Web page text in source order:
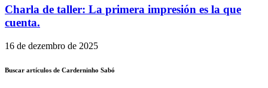
Charla de taller: La primera impresión es la que
cuenta.
16 de dezembro de 2025
Buscar artículos de Carderninho Sabó